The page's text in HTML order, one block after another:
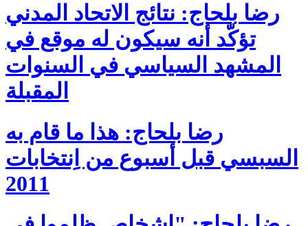
رضا بلحاج: نتائج الاتحاد المدني
تؤكّد أنه سيكون له موقع في
المشهد السياسي في السنوات
المقبلة
رضا بلحاج: هذا ما قام به
السبسي قبل أسبوع من اِنتخابات
2011